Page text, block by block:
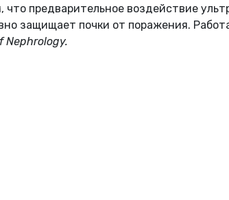
что предварительное воздействие
защищает почки от поражения.
Nephrology.